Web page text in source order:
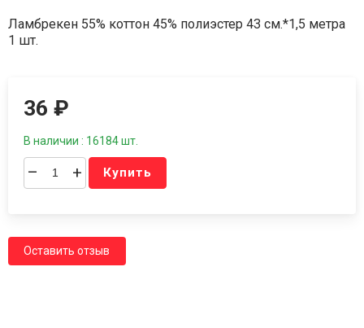
Ламбрекен 55% коттон 45% полиэстер 43 см.*1,5 метра
1 шт.
36₽
В наличии : 16184 шт.
– + Купить
Оставить отзыв